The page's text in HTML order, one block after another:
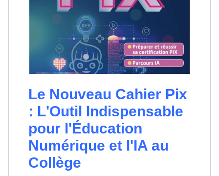
Le Nouveau Cahier Pix
: L'Outil Indispensable
pour l'Éducation
Numérique et l'IA au
Collège